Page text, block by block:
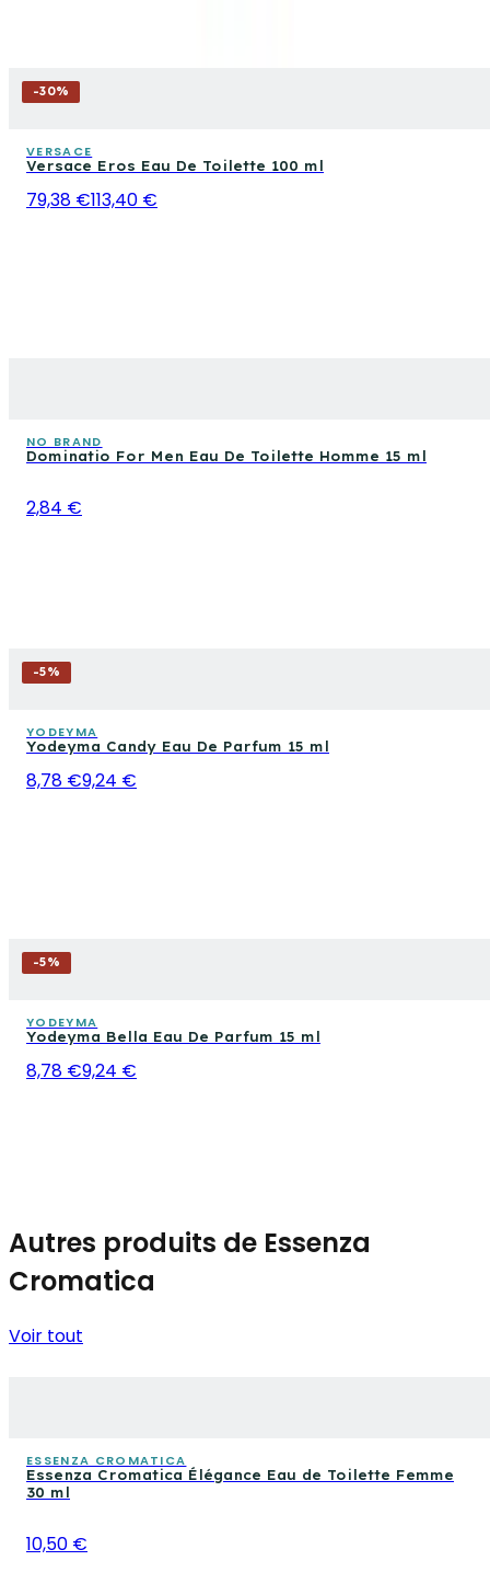
-30%
VERSACE
Versace Eros Eau De Toilette 100 ml
79,38 €113,40 €
NO BRAND
Dominatio For Men Eau De Toilette Homme 15 ml
2,84 €
-5%
YODEYMA
Yodeyma Candy Eau De Parfum 15 ml
8,78 €9,24 €
-5%
YODEYMA
Yodeyma Bella Eau De Parfum 15 ml
8,78 €9,24 €
Autres produits de Essenza
Cromatica
Voir tout
ESSENZA CROMATICA
Essenza Cromatica Élégance Eau de Toilette Femme
30 ml
10,50 €